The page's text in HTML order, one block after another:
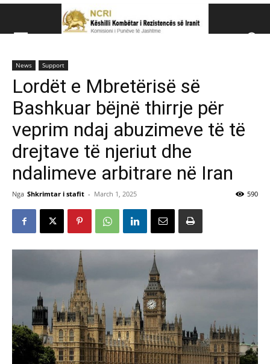
Këshillit Kombëtar të Rezistencës së Iranit (NCRI)
News Support
Lordët e Mbretërisë së
Bashkuar bëjnë thirrje për
veprim ndaj abuzimeve të të
drejtave të njeriut dhe
ndalimeve arbitrare në Iran
Nga Shkrimtar i stafit - March 1, 2025 590